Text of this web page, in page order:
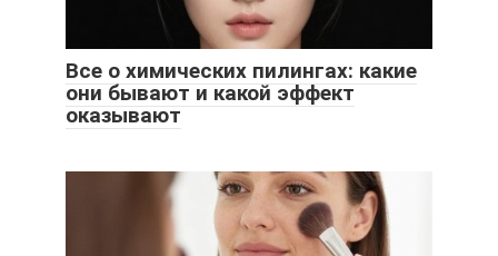
Все о химических пилингах: какие
они бывают и какой эффект
оказывают